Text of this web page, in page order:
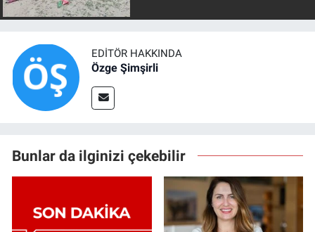
EDITÖR HAKKINDA
Özge Şimşirli
Bunlar da ilginizi çekebilir